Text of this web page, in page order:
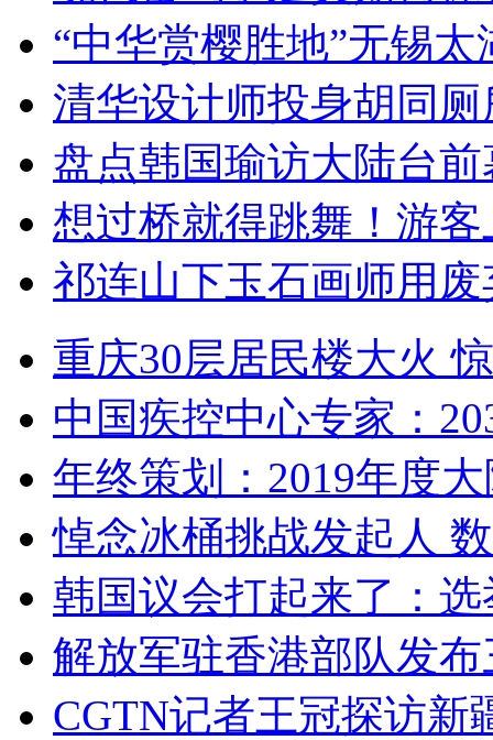
“中华赏樱胜地”无锡
清华设计师投身胡同
盘点韩国瑜访大陆台
想过桥就得跳舞！游客
祁连山下玉石画师用
重庆30层居民楼大火
中国疾控中心专家：
年终策划：2019年度
悼念冰桶挑战发起人
韩国议会打起来了：
解放军驻香港部队发
CGTN记者王冠探访新